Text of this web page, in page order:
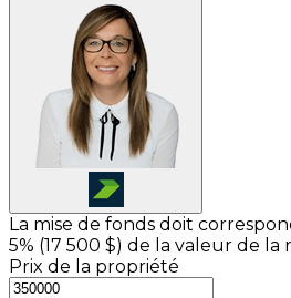
La mise de fonds doit
5% (17 500 $) de la valeur de la
Prix de la propriété